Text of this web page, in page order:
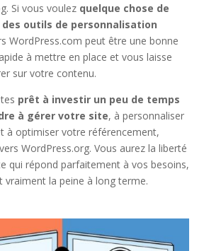
Si vous voulez quelque chose de
des outils de personnalisation
WordPress.com peut être une bonne
à mettre en place et vous laisse
sur votre contenu.
prêt à investir un peu de temps
à gérer votre site, à personnaliser
à optimiser votre référencement,
WordPress.org. Vous aurez la liberté
qui répond parfaitement à vos besoins,
vraiment la peine à long terme.